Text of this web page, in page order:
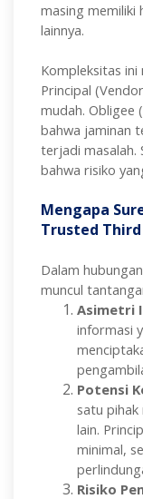
masing memiliki
lainnya.
Kompleksitas
Principal
mudah. Obligee
bahwa jaminan
terjadi masalah.
bahwa risiko
Mengapa
Trusted
Dalam
muncul
Asimetri
informasi
Potensi
satu
lain.
minimal,
Risiko